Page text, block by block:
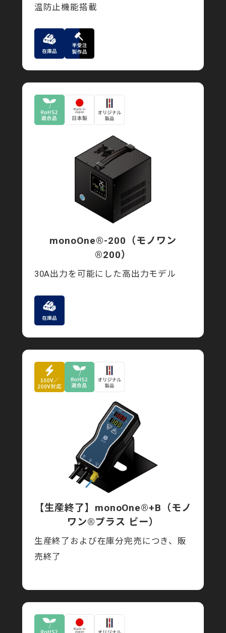
温防止機能搭載
monoOne®-200 （モノワン
®200）
30A出力を可能にした高出力モデル
【生産終了】monoOne®+B （モノ
ワン®プラス ビー）
生産終了および在庫分完売につき、販
売終了